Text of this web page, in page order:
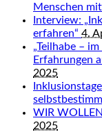
Menschen
Interview:
erfahren“ 4.
„Teilhabe –
Erfahrungen
2025
WIR
2025